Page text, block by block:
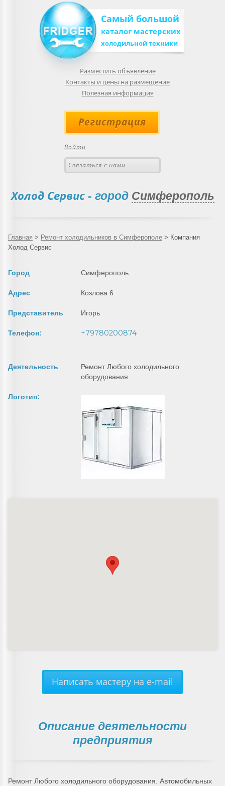
Самый большой
каталог мастерских
холодильной техники
Разместить объявление
Контакты и цены на размещение
Полезная информация
Регистрация
Войти
Связаться с нами
Холод Сервис- город Симферополь
Главная > Ремонт холодильников в Симферополе > Компания
Холод Сервис
Город Симферополь
Адрес Козлова 6
Представитель Игорь
Телефон: +79780200874
Деятельность
Ремонт Любого холодильного
оборудования.
Логотип:
Написать мастеру на e-mail
Описание деятельности
предприятия
Ремонт Любого холодильного оборудования. Автомобильных